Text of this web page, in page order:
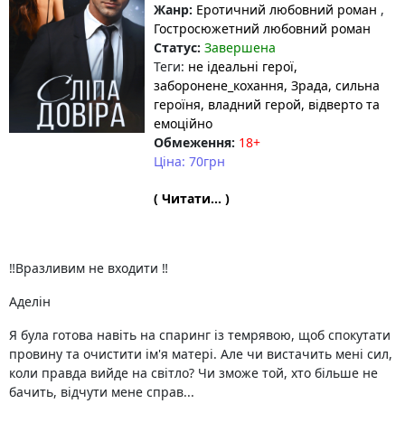
Жанр: Еротичний любовний роман ,
Гостросюжетний любовний роман
Статус: Завершена
Теги: не ідеальні герої,
заборонене_кохання, Зрада, сильна
героїня, владний герой, відверто та
емоційно
Обмеження: 18+
Ціна: 70грн
( Читати... )
‼️Вразливим не входити ‼️
Аделін
Я була готова навіть на спаринг із темрявою, щоб спокутати
провину та очистити ім'я матері. Але чи вистачить мені сил,
коли правда вийде на світло? Чи зможе той, хто більше не
бачить, відчути мене справ...